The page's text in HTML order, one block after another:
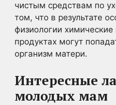
чистым средствам по
том, что в результате
физиологии
продуктах могут
организм матери.
Интересные
молодых мам